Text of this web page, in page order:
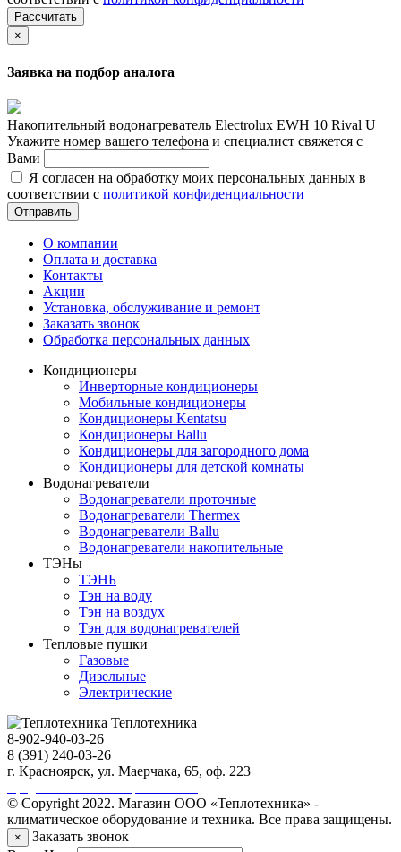
Рассчитать
×
Заявка на подбор аналога
Накопительный водонагреватель Electrolux EWH 10 Rival U
Укажите номер вашего телефона и специалист свяжется с
Вами
Я согласен на обработку моих персональных данных в
соответствии с политикой конфиденциальности
Отправить
О компании
Оплата и доставка
Контакты
Акции
Установка, обслуживание и ремонт
Заказать звонок
Обработка персональных данных
Кондиционеры
Инверторные кондиционеры
Мобильные кондиционеры
Кондиционеры Kentatsu
Кондиционеры Ballu
Кондиционеры для загородного дома
Кондиционеры для детской комнаты
Водонагреватели
Водонагреватели проточные
Водонагреватели Thermex
Водонагреватели Ballu
Водонагреватели накопительные
ТЭНы
ТЭНБ
Тэн на воду
Тэн на воздух
Тэн для водонагревателей
Тепловые пушки
Газовые
Дизельные
Электрические
Теплотехника
8-902-940-03-26
8 (391) 240-03-26
г. Красноярск, ул. Маерчака, 65, оф. 223
© Copyright 2022. Магазин ООО «Теплотехника» -
климатическое оборудование и техника. Все права защищены.
×
Заказать звонок